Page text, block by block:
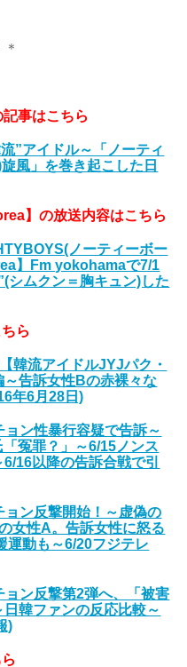
事はこちら
”アイドル～「ノーティ
風」を巻き起こした日
】の放送内容はこちら
ノーティーボー
】Fm yokohamaで7/1
シムクン＝胸キュン)した
ら
韓流アイドルJYJパク・
告訴女性Bの赤裸々な
年6月28日)
ン性暴行容疑で告訴～
冤罪？」～6/15ノンス
16以降の告訴合戦で引
ン反撃開始！～虚偽の
女性A。告訴女性に怒る
運動も～6/20フジテレ
ン反撃第2弾へ、「被害
韓ファンの反応比較～
)